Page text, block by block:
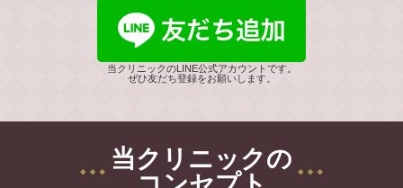
2026年７月の診療日程です。
７月は午前診療です。
９時～１１時３０分です。
(火)(木)(金)午前診療
今月の土曜診療は１１日と２５日です。
プラズマ治療はヨーロッパでは人医療に使わ
れている最先端医療です。
医療につかうプラズマは、安全な低温プラズ
マです。プラズマが生成する活性ガスが体に
プラズマガスの効能として
当クリニックのLINE公式アカウントです。
ぜひ友だち登録をお願いします。
当クリニックの